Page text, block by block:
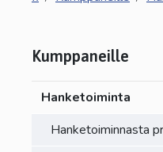
Kumppaneille
Hanketoiminta
Hanketoiminnasta